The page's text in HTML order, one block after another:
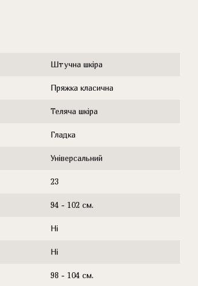
Штучна шкіра
Пряжка класична
Теляча шкіра
Гладка
Універсальний
23
94 - 102 см.
Ні
Ні
98 - 104 см.